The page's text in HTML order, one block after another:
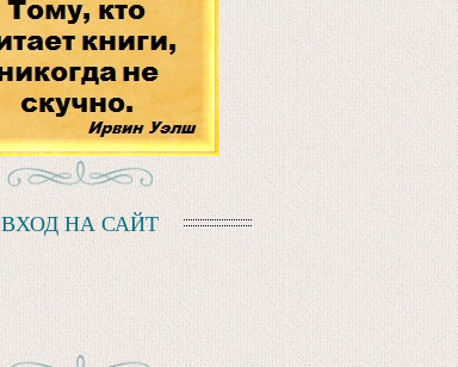
ВХОД НА САЙТ